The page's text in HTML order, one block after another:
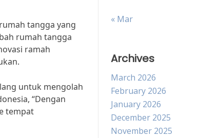
tangga yang
rumah tangga
ramah
untuk mengolah
“Dengan
tempat
« Mar
Archives
March 2026
February 2026
January 2026
December 2025
November 2025